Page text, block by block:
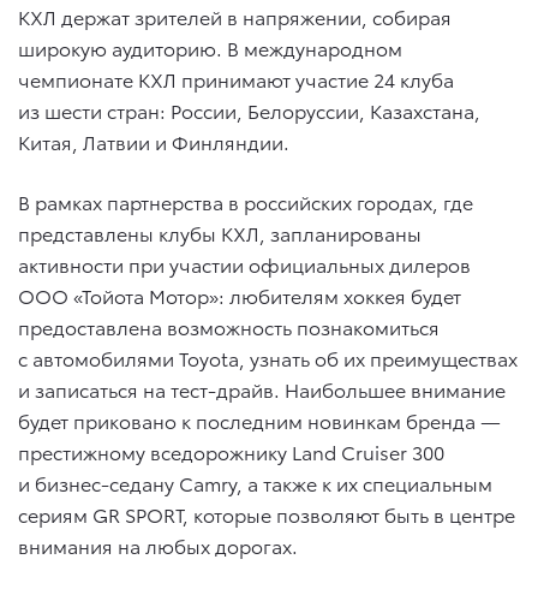
КХЛ держат зрителей в напряжении, собирая
широкую аудиторию. В международном
чемпионате КХЛ принимают участие 24 клуба
из шести стран: России, Белоруссии, Казахстана,
Китая, Латвии и Финляндии.
В рамках партнерства в российских городах, где
представлены клубы КХЛ, запланированы
активности при участии официальных дилеров
ООО «Тойота Мотор»: любителям хоккея будет
предоставлена возможность познакомиться
с автомобилями Toyota, узнать об их преимуществах
и записаться на тест-драйв. Наибольшее внимание
будет приковано к последним новинкам бренда —
престижному вседорожнику Land Cruiser 300
и бизнес-седану Camry, а также к их специальным
сериям GR SPORT, которые позволяют быть в центре
внимания на любых дорогах.